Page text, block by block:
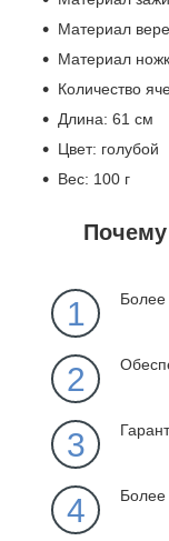
Материал
Материал
Количество
Длина: 61 см
Цвет: голубой
Вес: 100 г
1 Более
2
3
4 Более